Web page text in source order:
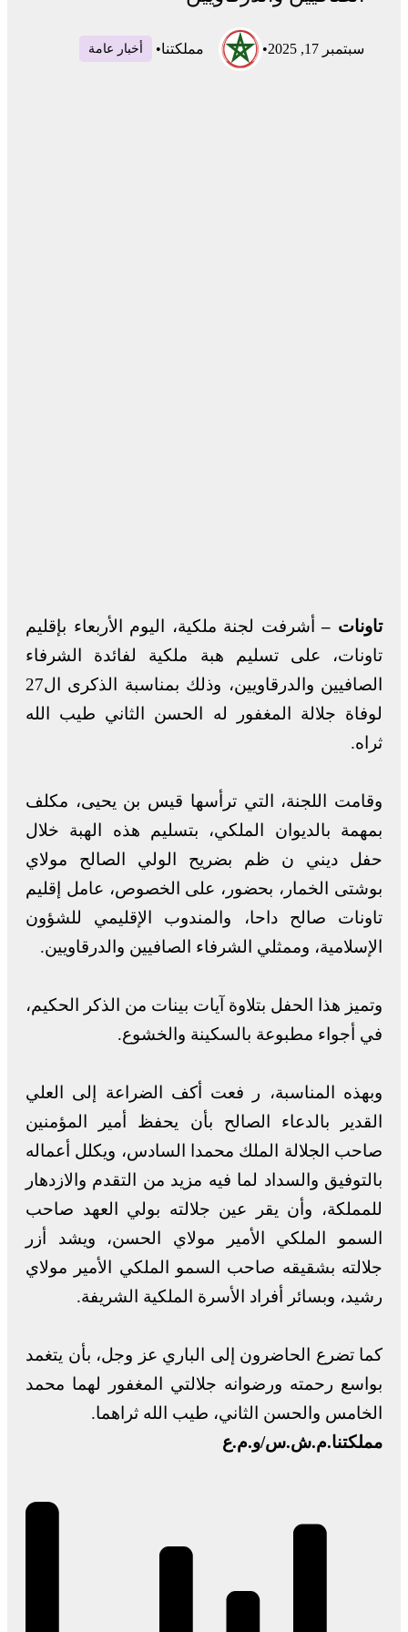
سبتمبر 17, 2025 • مملكتنا• أخبار عامة
تاونات –أشرفت لجنة ملكية، اليوم الأربعاء بإقليم
تاونات، على تسليم هبة ملكية لفائدة الشرفاء
الصافيين والدرقاويين، وذلك بمناسبة الذكرى ال27
لوفاة جلالة المغفور له الحسن الثاني طيب الله
ثراه.
وقامت اللجنة، التي ترأسها قيس بن يحيى، مكلف
بمهمة بالديوان الملكي، بتسليم هذه الهبة خلال
حفل ديني ن ظم بضريح الولي الصالح مولاي
بوشتى الخمار، بحضور، على الخصوص، عامل إقليم
تاونات صالح داحا، والمندوب الإقليمي للشؤون
الإسلامية، وممثلي الشرفاء الصافيين والدرقاويين.
وتميز هذا الحفل بتلاوة آيات بينات من الذكر الحكيم،
في أجواء مطبوعة بالسكينة والخشوع.
وبهذه المناسبة، ر فعت أكف الضراعة إلى العلي
القدير بالدعاء الصالح بأن يحفظ أمير المؤمنين
صاحب الجلالة الملك محمدا السادس، ويكلل أعماله
بالتوفيق والسداد لما فيه مزيد من التقدم والازدهار
للمملكة، وأن يقر عين جلالته بولي العهد صاحب
السمو الملكي الأمير مولاي الحسن، ويشد أزر
جلالته بشقيقه صاحب السمو الملكي الأمير مولاي
رشيد، وبسائر أفراد الأسرة الملكية الشريفة.
كما تضرع الحاضرون إلى الباري عز وجل، بأن يتغمد
بواسع رحمته ورضوانه جلالتي المغفور لهما محمد
الخامس والحسن الثاني، طيب الله ثراهما.
مملكتنا.م.ش.س/و.م.ع